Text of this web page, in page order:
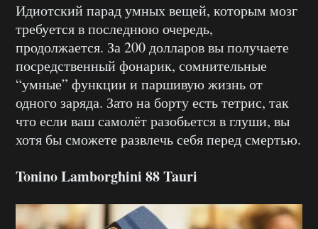
Идиотский парад умных вещей, которым мозг
требуется в последнюю очередь,
продолжается. За 200 долларов вы получаете
посредственный фонарик, сомнительные
“умные” функции и паршивую жизнь от
одного заряда. Зато на борту есть тетрис, так
что если ваш самолёт разобьется в глуши, вы
хотя бы сможете развлечь себя перед смертью.
Tonino Lamborghini 88 Tauri